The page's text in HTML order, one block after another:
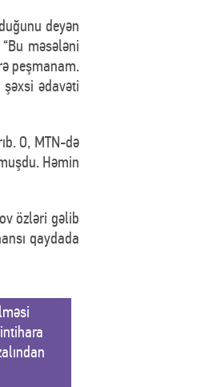
deyən
məsələni
peşmanam.
ədavəti
O, MTN-də
Həmin
özləri gəlib
qaydada